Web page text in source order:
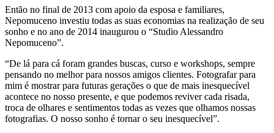
Então no final de 2013 com apoio da esposa e familiares,
Nepomuceno investiu todas as suas economias na realização de seu
sonho e no ano de 2014 inaugurou o “Studio Alessandro
Nepomuceno”.
“De lá para cá foram grandes buscas, curso e workshops, sempre
pensando no melhor para nossos amigos clientes. Fotografar para
mim é mostrar para futuras gerações o que de mais inesquecível
acontece no nosso presente, e que podemos reviver cada risada,
troca de olhares e sentimentos todas as vezes que olhamos nossas
fotografias. O nosso sonho é tornar o seu inesquecível”.